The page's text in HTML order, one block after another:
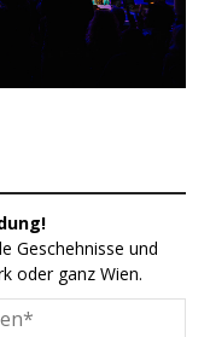
Geschehnisse und
oder ganz Wien.